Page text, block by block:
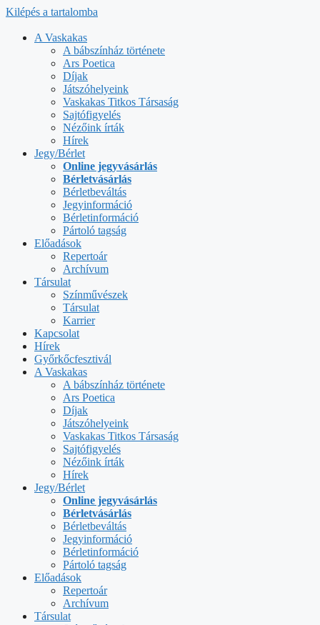
Kilépés a tartalomba
A Vaskakas
A bábszínház története
Ars Poetica
Díjak
Játszóhelyeink
Vaskakas Titkos Társaság
Sajtófigyelés
Nézőink írták
Hírek
Jegy/Bérlet
Online jegyvásárlás
Bérletvásárlás
Bérletbeváltás
Jegyinformáció
Bérletinformáció
Pártoló tagság
Előadások
Repertoár
Archívum
Társulat
Színművészek
Társulat
Karrier
Kapcsolat
Hírek
Győrkőcfesztivál
A Vaskakas
A bábszínház története
Ars Poetica
Díjak
Játszóhelyeink
Vaskakas Titkos Társaság
Sajtófigyelés
Nézőink írták
Hírek
Jegy/Bérlet
Online jegyvásárlás
Bérletvásárlás
Bérletbeváltás
Jegyinformáció
Bérletinformáció
Pártoló tagság
Előadások
Repertoár
Archívum
Társulat